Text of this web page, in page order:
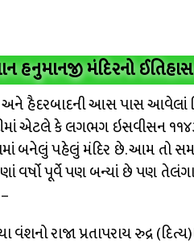
હનુમાનજી મંદિરનો ઈતિહાસ
હૈદરબાદની આસ પાસ આવેલાં
એટલે કે લગભગ ઇસવીસન
બનેલું પહેલું મંદિર છે. આમ તો
પૂર્વે પણ બન્યાં છે પણ
વંશનો રાજા પ્રતાપરાય રુદ્ર